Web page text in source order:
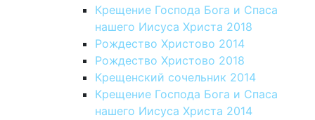
Крещение Господа Бога и Спаса
нашего Иисуса Христа 2018
Рождество Христово 2014
Рождество Христово 2018
Крещенский сочельник 2014
Крещение Господа Бога и Спаса
нашего Иисуса Христа 2014